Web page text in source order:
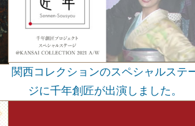
関西コレクションのスペシャルステ
ジに千年創匠が出演しました。